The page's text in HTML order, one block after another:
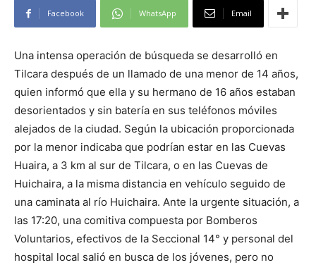
Facebook WhatsApp Email
Una intensa operación de búsqueda se desarrolló en
Tilcara después de un llamado de una menor de 14 años,
quien informó que ella y su hermano de 16 años estaban
desorientados y sin batería en sus teléfonos móviles
alejados de la ciudad. Según la ubicación proporcionada
por la menor indicaba que podrían estar en las Cuevas
Huaira, a 3 km al sur de Tilcara, o en las Cuevas de
Huichaira, a la misma distancia en vehículo seguido de
una caminata al río Huichaira. Ante la urgente situación, a
las 17:20, una comitiva compuesta por Bomberos
Voluntarios, efectivos de la Seccional 14° y personal del
hospital local salió en busca de los jóvenes, pero no